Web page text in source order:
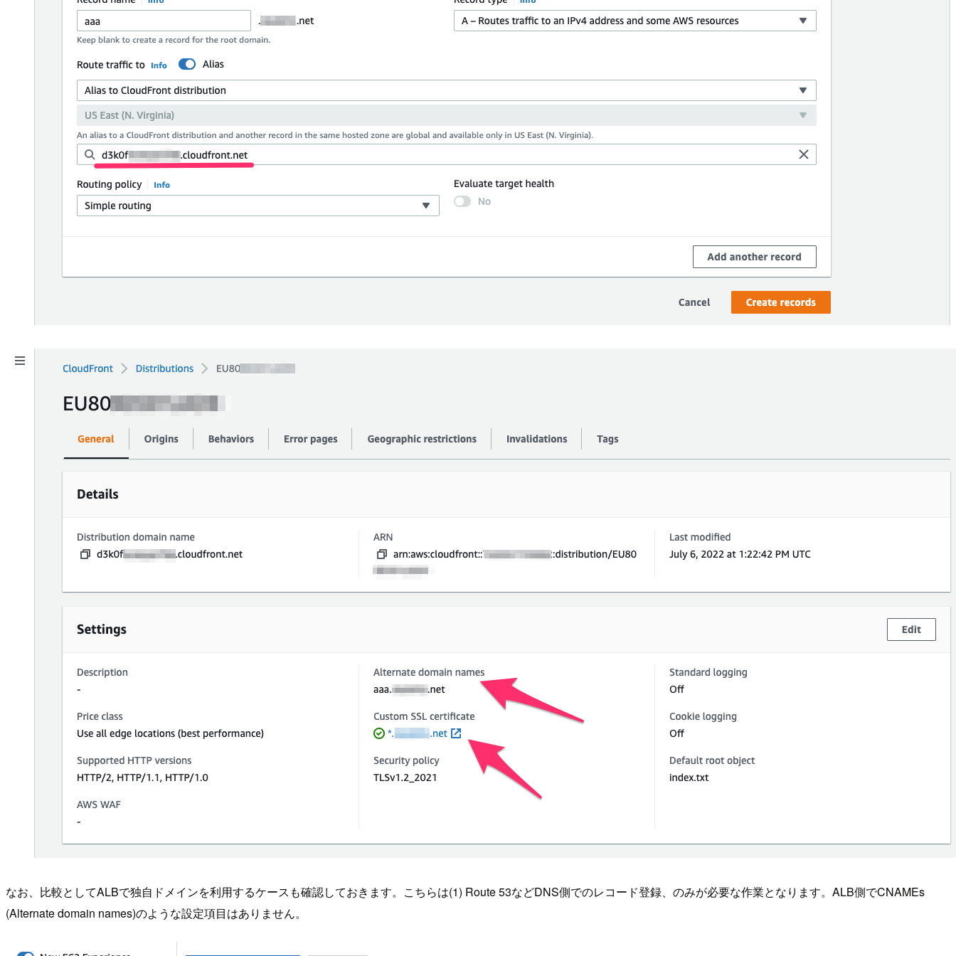
なお、比較としてALBで独自ドメインを利用するケースも確認しておきます。こちらは(1) Route 53などDNS側でのレコード登録、のみが必要な作業となります。ALB側でCNAMEs
(Alternate domain names)のような設定項目はありません。